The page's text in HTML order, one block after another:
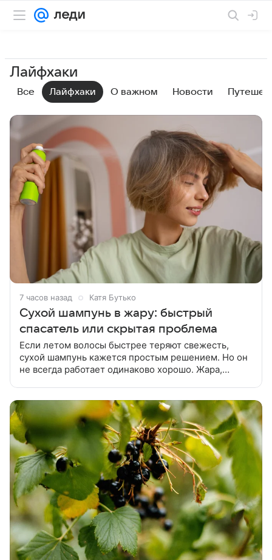
Лайфхаки
Все Лайфхаки О важном Новости
7 часов назад Катя Бутько
Сухой шампунь в жару: быстрый
спасатель или скрытая проблема
Если летом волосы быстрее теряют свежесть,
сухой шампунь кажется простым решением. Но он
не всегда работает одинаково хорошо. Жара,